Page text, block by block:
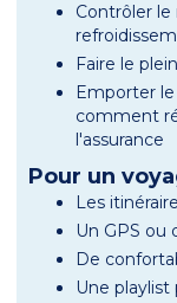
Contrôler
Faire le
Emporter
comment
l'assurance
Pour un
Les
Un GPS ou
De
Une